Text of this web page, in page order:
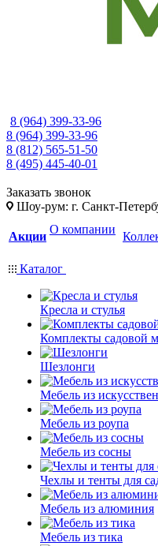
8 (964) 399-33-96
8 (964) 399-33-96
8 (812) 565-51-50
8 (495) 445-40-01
Заказать звонок
Шоу-рум: г. Санкт-
Акции
О компании
Каталог
Кресла и стулья
Комплекты садовой
Шезлонги
Мебель из
Мебель из роупа
Мебель из сосны
Чехлы и тенты для
Мебель из алюминия
Мебель из тика